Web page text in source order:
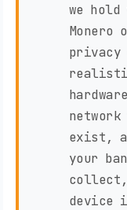
we
privacy
exist,
your
collect,
device